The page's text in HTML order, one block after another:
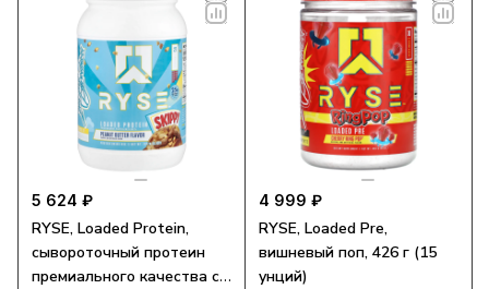
5 624 ₽
RYSE, Loaded Protein,
сывороточный протеин
премиального качества с
4 999 ₽
RYSE, Loaded Pre,
вишневый поп, 426 г (15
унций)